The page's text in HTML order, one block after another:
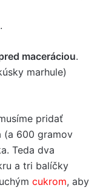
maceráciou.
marhule)
pridať
(a 600 gramov
Teda dva
a tri balíčky
cukrom, aby